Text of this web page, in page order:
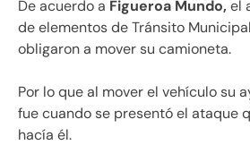
De acuerdo a Figueroa Mundo, el
de elementos de Tránsito
obligaron a mover su camioneta.
Por lo que al mover el vehículo su
fue cuando se presentó el ataque
hacía él.